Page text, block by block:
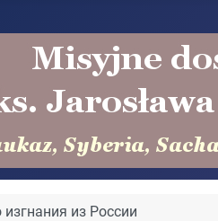
из России